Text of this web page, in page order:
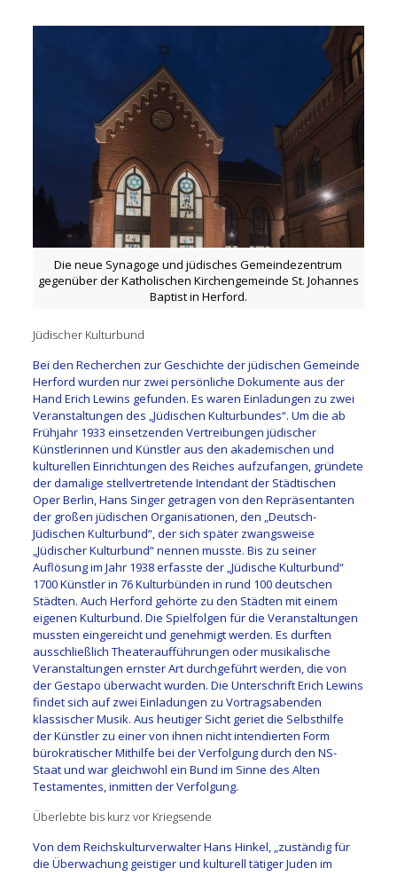
Die neue Synagoge und jüdisches Gemeindezentrum
gegenüber der Katholischen Kirchengemeinde St. Johannes
Baptist in Herford.
Jüdischer Kulturbund
Bei den Recherchen zur Geschichte der jüdischen Gemeinde
Herford wurden nur zwei persönliche Dokumente aus der
Hand Erich Lewins gefunden. Es waren Einladungen zu zwei
Veranstaltungen des „Jüdischen Kulturbundes“. Um die ab
Frühjahr 1933 einsetzenden Vertreibungen jüdischer
Künstlerinnen und Künstler aus den akademischen und
kulturellen Einrichtungen des Reiches aufzufangen, gründete
der damalige stellvertretende Intendant der Städtischen
Oper Berlin, Hans Singer getragen von den Repräsentanten
der großen jüdischen Organisationen, den „Deutsch-
Jüdischen Kulturbund“, der sich später zwangsweise
„Jüdischer Kulturbund“ nennen musste. Bis zu seiner
Auflösung im Jahr 1938 erfasste der „Jüdische Kulturbund“
1700 Künstler in 76 Kulturbünden in rund 100 deutschen
Städten. Auch Herford gehörte zu den Städten mit einem
eigenen Kulturbund. Die Spielfolgen für die Veranstaltungen
mussten eingereicht und genehmigt werden. Es durften
ausschließlich Theateraufführungen oder musikalische
Veranstaltungen ernster Art durchgeführt werden, die von
der Gestapo überwacht wurden. Die Unterschrift Erich Lewins
findet sich auf zwei Einladungen zu Vortragsabenden
klassischer Musik. Aus heutiger Sicht geriet die Selbsthilfe
der Künstler zu einer von ihnen nicht intendierten Form
bürokratischer Mithilfe bei der Verfolgung durch den NS-
Staat und war gleichwohl ein Bund im Sinne des Alten
Testamentes, inmitten der Verfolgung.
Überlebte bis kurz vor Kriegsende
Von dem Reichskulturverwalter Hans Hinkel, „zuständig für
die Überwachung geistiger und kulturell tätiger Juden im